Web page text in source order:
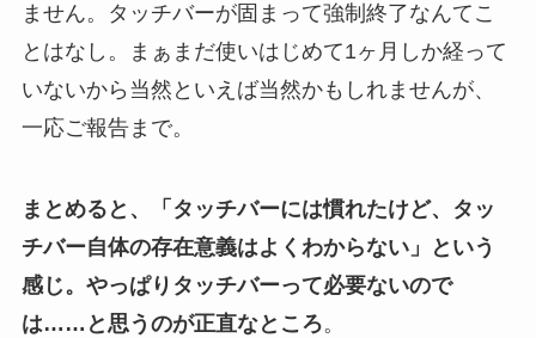
ません。タッチバーが固まって強制終了なんてこ
とはなし。まぁまだ使いはじめて1ヶ月しか経って
いないから当然といえば当然かもしれませんが、
一応ご報告まで。
まとめると、「タッチバーには慣れたけど、タッ
チバー自体の存在意義はよくわからない」という
感じ。やっぱりタッチバーって必要ないので
は……と思うのが正直なところ。